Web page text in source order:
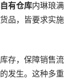
有仓库内琳琅满
品，皆要求实施
存，保障销售流
发生。这种多重